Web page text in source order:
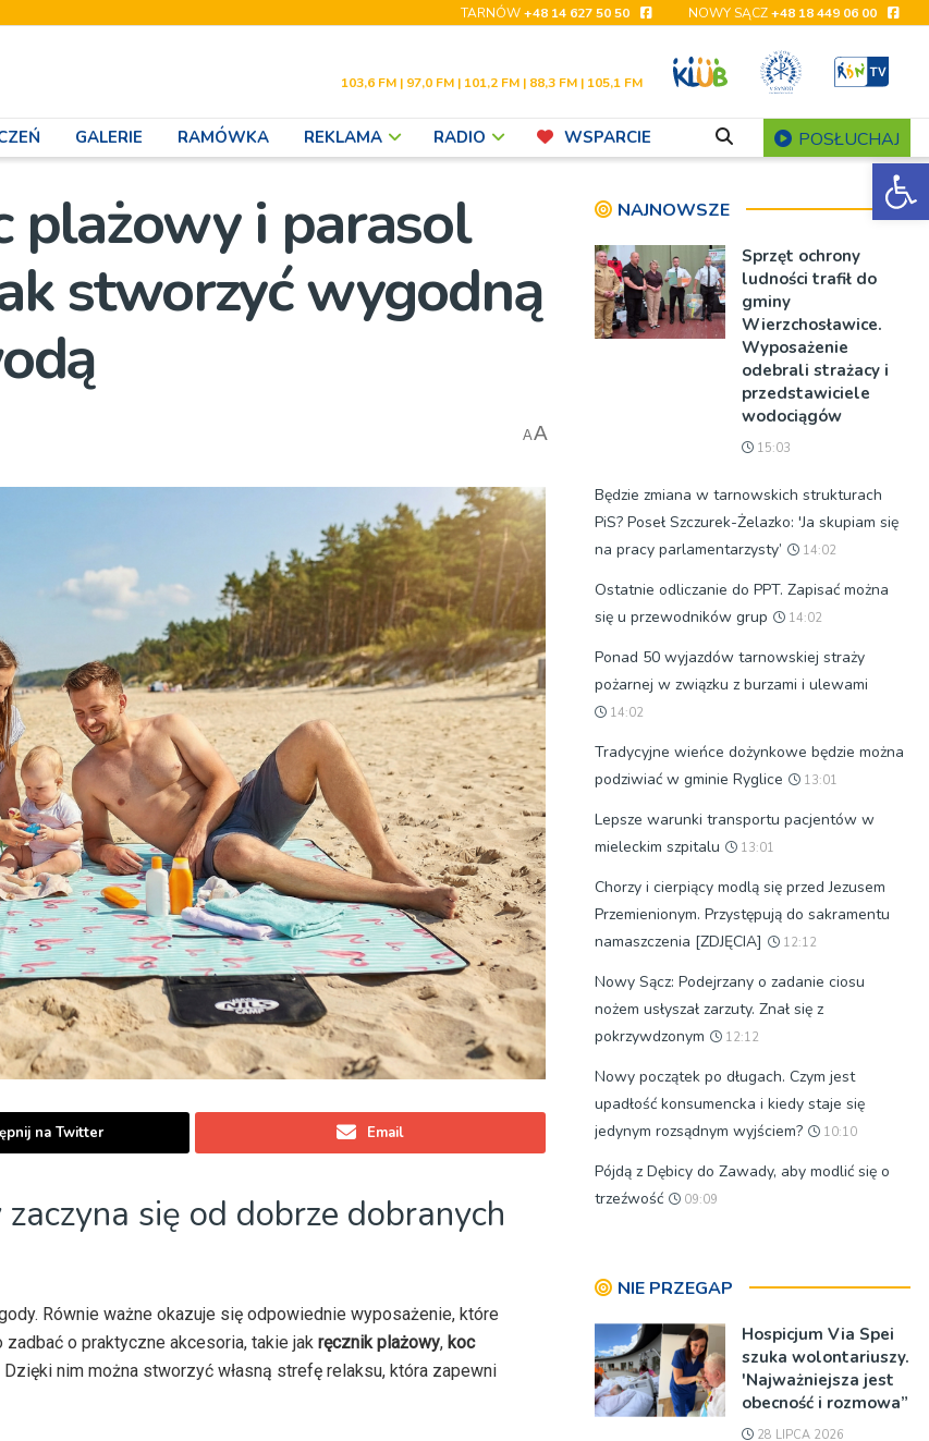
TARNÓW+48 14 627 50 50 NOWY SĄCZ+48 18 449 06 00
103,6 FM | 97,0 FM | 101,2 FM | 88,3 FM | 105,1 FM
GALERIE RAMÓWKA REKLAMA RADIO WSPARCIE POSŁUCHAJ
plażowy i parasol
stworzyć wygodną
AA
na Twitter Email
się od dobrze dobranych
Równie ważne okazuje się odpowiednie wyposażenie, które
o praktyczne akcesoria, takie jak ręcznik plażowy, koc
Dzięki nim można stworzyć własną strefę relaksu, która zapewni
NAJNOWSZE
Sprzęt ochrony
ludności trafił do
gminy
Wierzchosławice.
Wyposażenie
odebrali strażacy i
przedstawiciele
wodociągów
15:03
Będzie zmiana w tarnowskich strukturach
PiS? Poseł Szczurek-Żelazko: 'Ja skupiam się
na pracy parlamentarzysty’
14:02
Ostatnie odliczanie do PPT. Zapisać można
się u przewodników grup
14:02
Ponad 50 wyjazdów tarnowskiej straży
pożarnej w związku z burzami i ulewami
14:02
Tradycyjne wieńce dożynkowe będzie można
podziwiać w gminie Ryglice
13:01
Lepsze warunki transportu pacjentów w
mieleckim szpitalu
13:01
Chorzy i cierpiący modlą się przed Jezusem
Przemienionym. Przystępują do sakramentu
namaszczenia [ZDJĘCIA]
12:12
Nowy Sącz: Podejrzany o zadanie ciosu
nożem usłyszał zarzuty. Znał się z
pokrzywdzonym
12:12
Nowy początek po długach. Czym jest
upadłość konsumencka i kiedy staje się
jedynym rozsądnym wyjściem?
10:10
Pójdą z Dębicy do Zawady, aby modlić się o
trzeźwość
09:09
NIE PRZEGAP
Hospicjum Via Spei
szuka wolontariuszy.
'Najważniejsza jest
obecność i rozmowa”
28 LIPCA 2026